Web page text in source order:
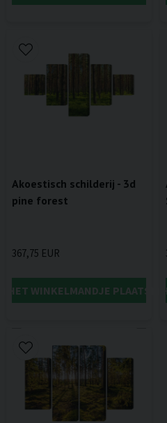
Akoestisch schilderij - 3d
pine forest
367,75 EUR
HET WINKELMANDJE PLAATSENIN